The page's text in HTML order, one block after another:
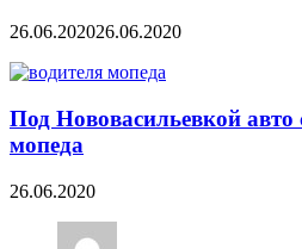
26.06.202026.06.2020
Под Нововасильевкой авто
мопеда
26.06.2020